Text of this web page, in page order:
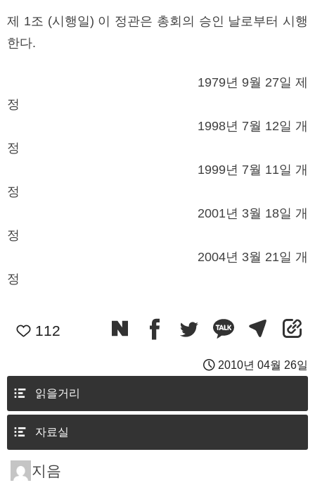
제 1조 (시행일) 이 정관은 총회의 승인 날로부터 시행
한다.
1979년 9월 27일 제
정
1998년 7월 12일 개
정
1999년 7월 11일 개
정
2001년 3월 18일 개
정
2004년 3월 21일 개
정
112
2010년 04월 26일
읽을거리
자료실
지음